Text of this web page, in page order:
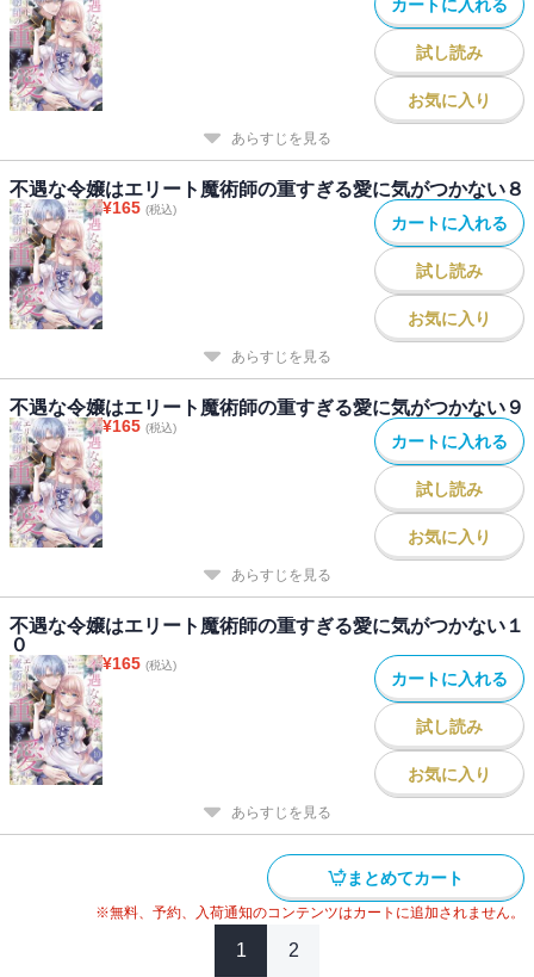
カートに入れる
試し読み
お気に入り
あらすじを見る
不遇な令嬢はエリート魔術師の重すぎる愛に気がつかない８
¥165 (税込)
カートに入れる
試し読み
お気に入り
あらすじを見る
不遇な令嬢はエリート魔術師の重すぎる愛に気がつかない９
¥165 (税込)
カートに入れる
試し読み
お気に入り
あらすじを見る
不遇な令嬢はエリート魔術師の重すぎる愛に気がつかない１
０
¥165 (税込)
カートに入れる
試し読み
お気に入り
あらすじを見る
まとめてカート
※無料、予約、入荷通知のコンテンツはカートに追加されません。
1 2